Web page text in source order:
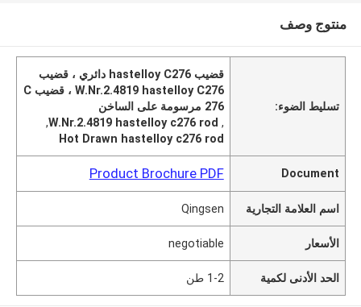
منتوج وصف
تسليط الضوء:
قضيب hastelloy C276 دائري ، قضيب
W.Nr.2.4819 hastelloy C276 ، قضيب C
276 مرسومة على الساخن
,
W.Nr.2.4819 hastelloy c276 rod
,
Hot Drawn hastelloy c276 rod
Document
Product Brochure PDF
اسم العلامة التجارية Qingsen
الأسعار negotiable
الحد الأدنى لكمية 1-2 طن